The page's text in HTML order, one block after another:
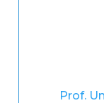
Prof.